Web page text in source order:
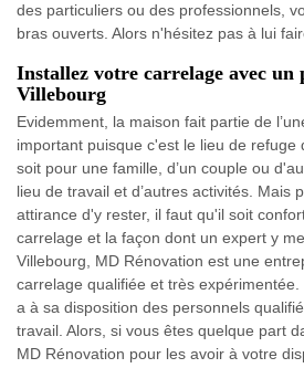
des particuliers ou des professionnels,
bras ouverts. Alors n'hésitez pas à lui
Installez votre carrelage avec un
Villebourg
Evidemment, la maison fait partie de
important puisque c'est le lieu de refuge
soit pour une famille, d’un couple ou
lieu de travail et d’autres activités. Mais
attirance d'y rester, il faut qu'il soit
carrelage et la façon dont un expert y
Villebourg, MD Rénovation est une
carrelage qualifiée et très
a à sa disposition des personnels
travail. Alors, si vous êtes quelque part
MD Rénovation pour les avoir à votre